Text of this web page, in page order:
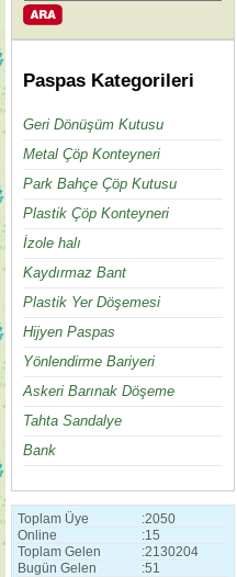
Paspas Kategorileri
Geri Dönüşüm Kutusu
Metal Çöp Konteyneri
Park Bahçe Çöp Kutusu
Plastik Çöp Konteyneri
İzole halı
Kaydırmaz Bant
Plastik Yer Döşemesi
Hijyen Paspas
Yönlendirme Bariyeri
Askeri Barınak Döşeme
Tahta Sandalye
Bank
Toplam Üye :2050
Online
:15
Toplam Gelen
:2130204
Bugün Gelen
:51